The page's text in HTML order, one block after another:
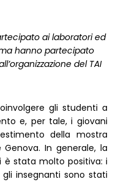
ai laboratori ed
hanno partecipato
del TAI
gli studenti a
e, per tale, i giovani
della mostra
In generale, la
è stata molto positiva: i
insegnanti sono stati